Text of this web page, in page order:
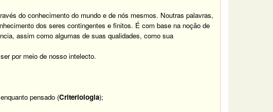
do conhecimento do mundo e de nós mesmos. Noutras palavras,
dos seres contingentes e finitos. É com base na noção de
assim como algumas de suas qualidades, como sua
por meio de nosso intelecto.
pensado (Criteriologia);